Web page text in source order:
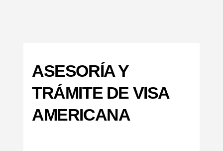
ASESORÍA Y
TRÁMITE DE VISA
AMERICANA